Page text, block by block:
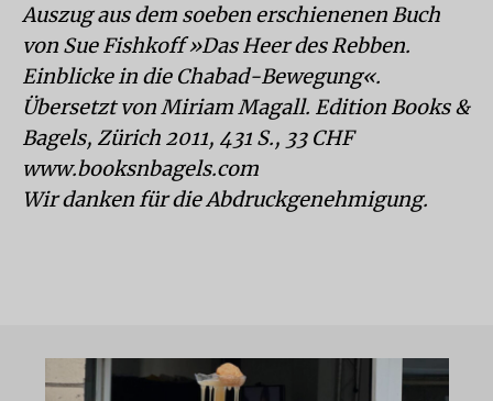
Auszug aus dem soeben erschienenen Buch
von Sue Fishkoff »Das Heer des Rebben.
Einblicke in die Chabad-Bewegung«.
Übersetzt von Miriam Magall. Edition Books &
Bagels, Zürich 2011, 431 S., 33 CHF
www.booksnbagels.com
Wir danken für die Abdruckgenehmigung.